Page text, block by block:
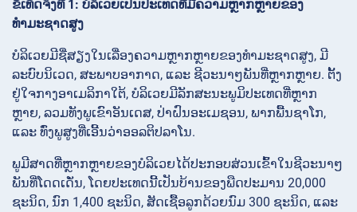
ຂໍ້ເທັດຈິງທີ 1: ບໍລິເວຍເປັນປະເທດທີ່ມີຄວາມຫຼາກຫຼາຍຂອງ
ທຳມະຊາດສູງ
ບໍລິເວຍມີຊື່ສຽງໃນເລື່ອງຄວາມຫຼາກຫຼາຍຂອງທຳມະຊາດສູງ, ມີ
ລະບົບນິເວດ, ສະພາບອາກາດ, ແລະ ຊີວະນາໆພັນທີ່ຫຼາກຫຼາຍ. ຕັ້ງ
ຢູ່ໃຈກາງອາເມລິກາໃຕ້, ບໍລິເວຍມີລັກສະນະພູມິປະເທດທີ່ຫຼາກ
ຫຼາຍ, ລວມທັງພູເຂົາອັນເດສ, ປ່າຝົນອະເມຊອນ, ພາກພື້ນຊາໂກ,
ແລະ ທົ່ງພູສູງທີ່ເອີ້ນວ່າອອລຕິປລາໂນ.
ພູມີສາດທີ່ຫຼາກຫຼາຍຂອງບໍລິເວຍໄດ້ປະກອບສ່ວນເຂົ້າໃນຊີວະນາໆ
ພັນທີ່ໂດດເດັ່ນ, ໂດຍປະເທດນີ້ເປັນບ້ານຂອງພືດປະມານ 20,000
ຊະນິດ, ນົກ 1,400 ຊະນິດ, ສັດເຊື້ອລູກດ້ວຍນົມ 300 ຊະນິດ, ແລະ